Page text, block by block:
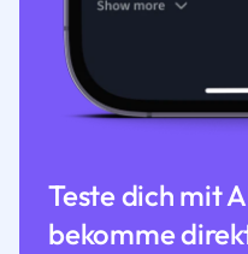
Teste dich mit
bekomme